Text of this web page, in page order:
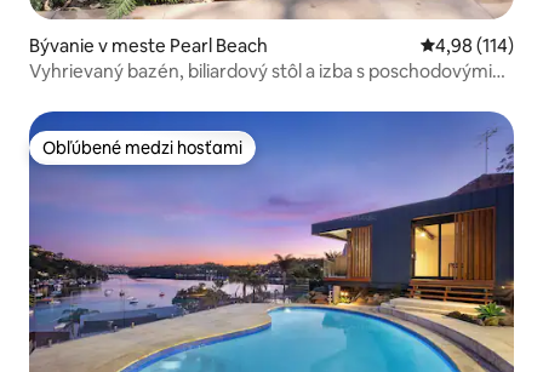
Bývanie v meste Pearl Beach Priemerné
4,98 (114)
Vyhrievaný bazén, biliardový stôl a izba s poschodovými
Obľúbené medzi hosťami
Obľúbené medzi hosťami